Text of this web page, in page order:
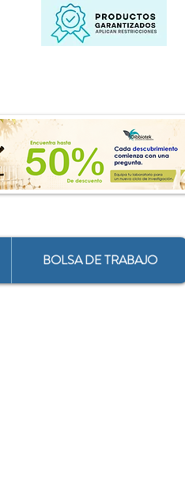
BOLSA DE TRABAJO